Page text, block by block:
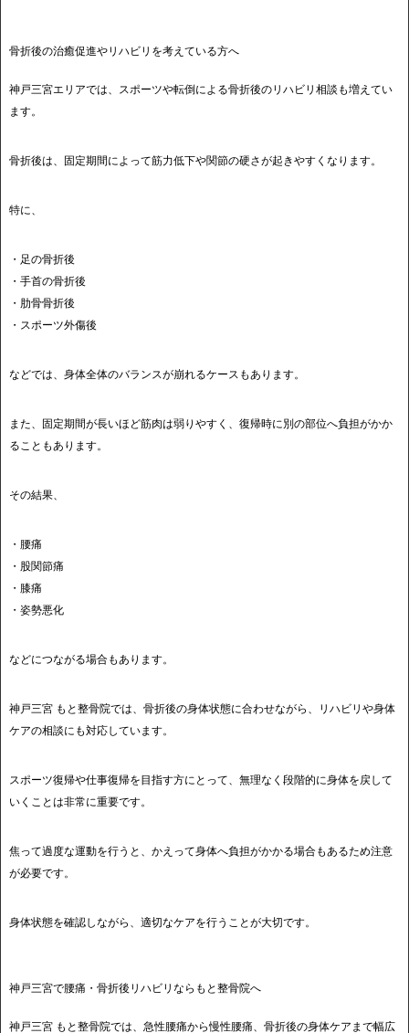
骨折後の治癒促進やリハビリを考えている方へ
神戸三宮エリアでは、スポーツや転倒による骨折後のリハビリ相談も増えてい
ます。
骨折後は、固定期間によって筋力低下や関節の硬さが起きやすくなります。
特に、
・足の骨折後
・手首の骨折後
・肋骨骨折後
・スポーツ外傷後
などでは、身体全体のバランスが崩れるケースもあります。
また、固定期間が長いほど筋肉は弱りやすく、復帰時に別の部位へ負担がかか
ることもあります。
その結果、
・腰痛
・股関節痛
・膝痛
・姿勢悪化
などにつながる場合もあります。
神戸三宮 もと整骨院では、骨折後の身体状態に合わせながら、リハビリや身体
ケアの相談にも対応しています。
スポーツ復帰や仕事復帰を目指す方にとって、無理なく段階的に身体を戻して
いくことは非常に重要です。
焦って過度な運動を行うと、かえって身体へ負担がかかる場合もあるため注意
が必要です。
身体状態を確認しながら、適切なケアを行うことが大切です。
神戸三宮で腰痛・骨折後リハビリならもと整骨院へ
神戸三宮 もと整骨院では、急性腰痛から慢性腰痛、骨折後の身体ケアまで幅広